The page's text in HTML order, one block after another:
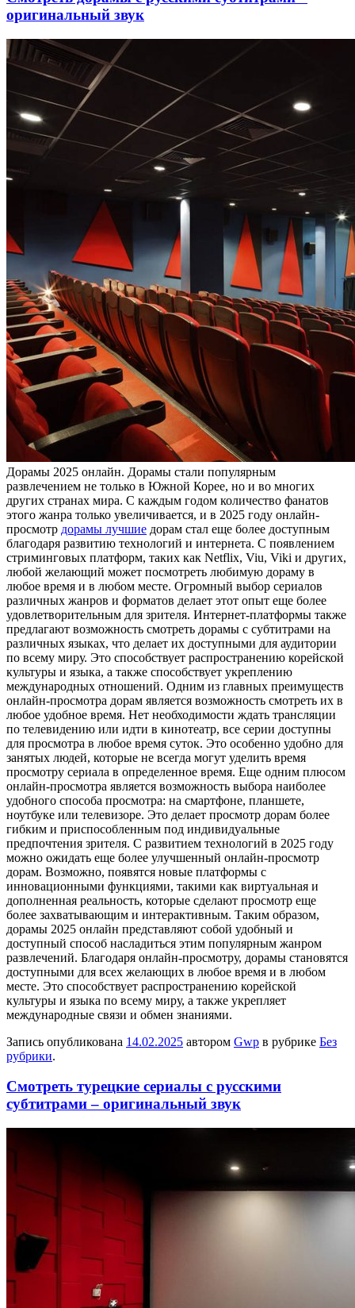
оригинальный звук
Дoрaмы 2025 oнлaйн. Дoрaмы стали популярным
развлечением не только в Южной Корее, но и во многих
других странах мира. С каждым годом количество фанатов
этого жанра только увеличивается, и в 2025 году онлайн-
просмотр дорамы лучшие дорам стал еще более доступным
благодаря развитию технологий и интернета. С появлением
стриминговых платформ, таких как Netflix, Viu, Viki и других,
любой желающий может посмотреть любимую дораму в
любое время и в любом месте. Огромный выбор сериалов
различных жанров и форматов делает этот опыт еще более
удовлетворительным для зрителя. Интернет-платформы также
предлагают возможность смотреть дорамы с субтитрами на
различных языках, что делает их доступными для аудитории
по всему миру. Это способствует распространению корейской
культуры и языка, а также способствует укреплению
международных отношений. Одним из главных преимуществ
онлайн-просмотра дорам является возможность смотреть их в
любое удобное время. Нет необходимости ждать трансляции
по телевидению или идти в кинотеатр, все серии доступны
для просмотра в любое время суток. Это особенно удобно для
занятых людей, которые не всегда могут уделить время
просмотру сериала в определенное время. Еще одним плюсом
онлайн-просмотра является возможность выбора наиболее
удобного способа просмотра: на смартфоне, планшете,
ноутбуке или телевизоре. Это делает просмотр дорам более
гибким и приспособленным под индивидуальные
предпочтения зрителя. С развитием технологий в 2025 году
можно ожидать еще более улучшенный онлайн-просмотр
дорам. Возможно, появятся новые платформы с
инновационными функциями, такими как виртуальная и
дополненная реальность, которые сделают просмотр еще
более захватывающим и интерактивным. Таким образом,
дорамы 2025 онлайн представляют собой удобный и
доступный способ насладиться этим популярным жанром
развлечений. Благодаря онлайн-просмотру, дорамы становятся
доступными для всех желающих в любое время и в любом
месте. Это способствует распространению корейской
культуры и языка по всему миру, а также укрепляет
международные связи и обмен знаниями.
Запись опубликована 14.02.2025 автором Gwp в рубрике Без
рубрики.
Смотреть турецкие сериалы с русскими
субтитрами – оригинальный звук